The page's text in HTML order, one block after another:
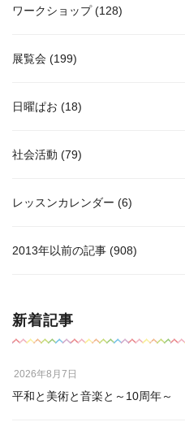
ワークショップ(128)
展覧会 (199)
日曜ぱお (18)
社会活動 (79)
レッスンカレンダー (6)
2013年以前の記事 (908)
新着記事
平和と美術と音楽と～10周年～
2026年8月7日